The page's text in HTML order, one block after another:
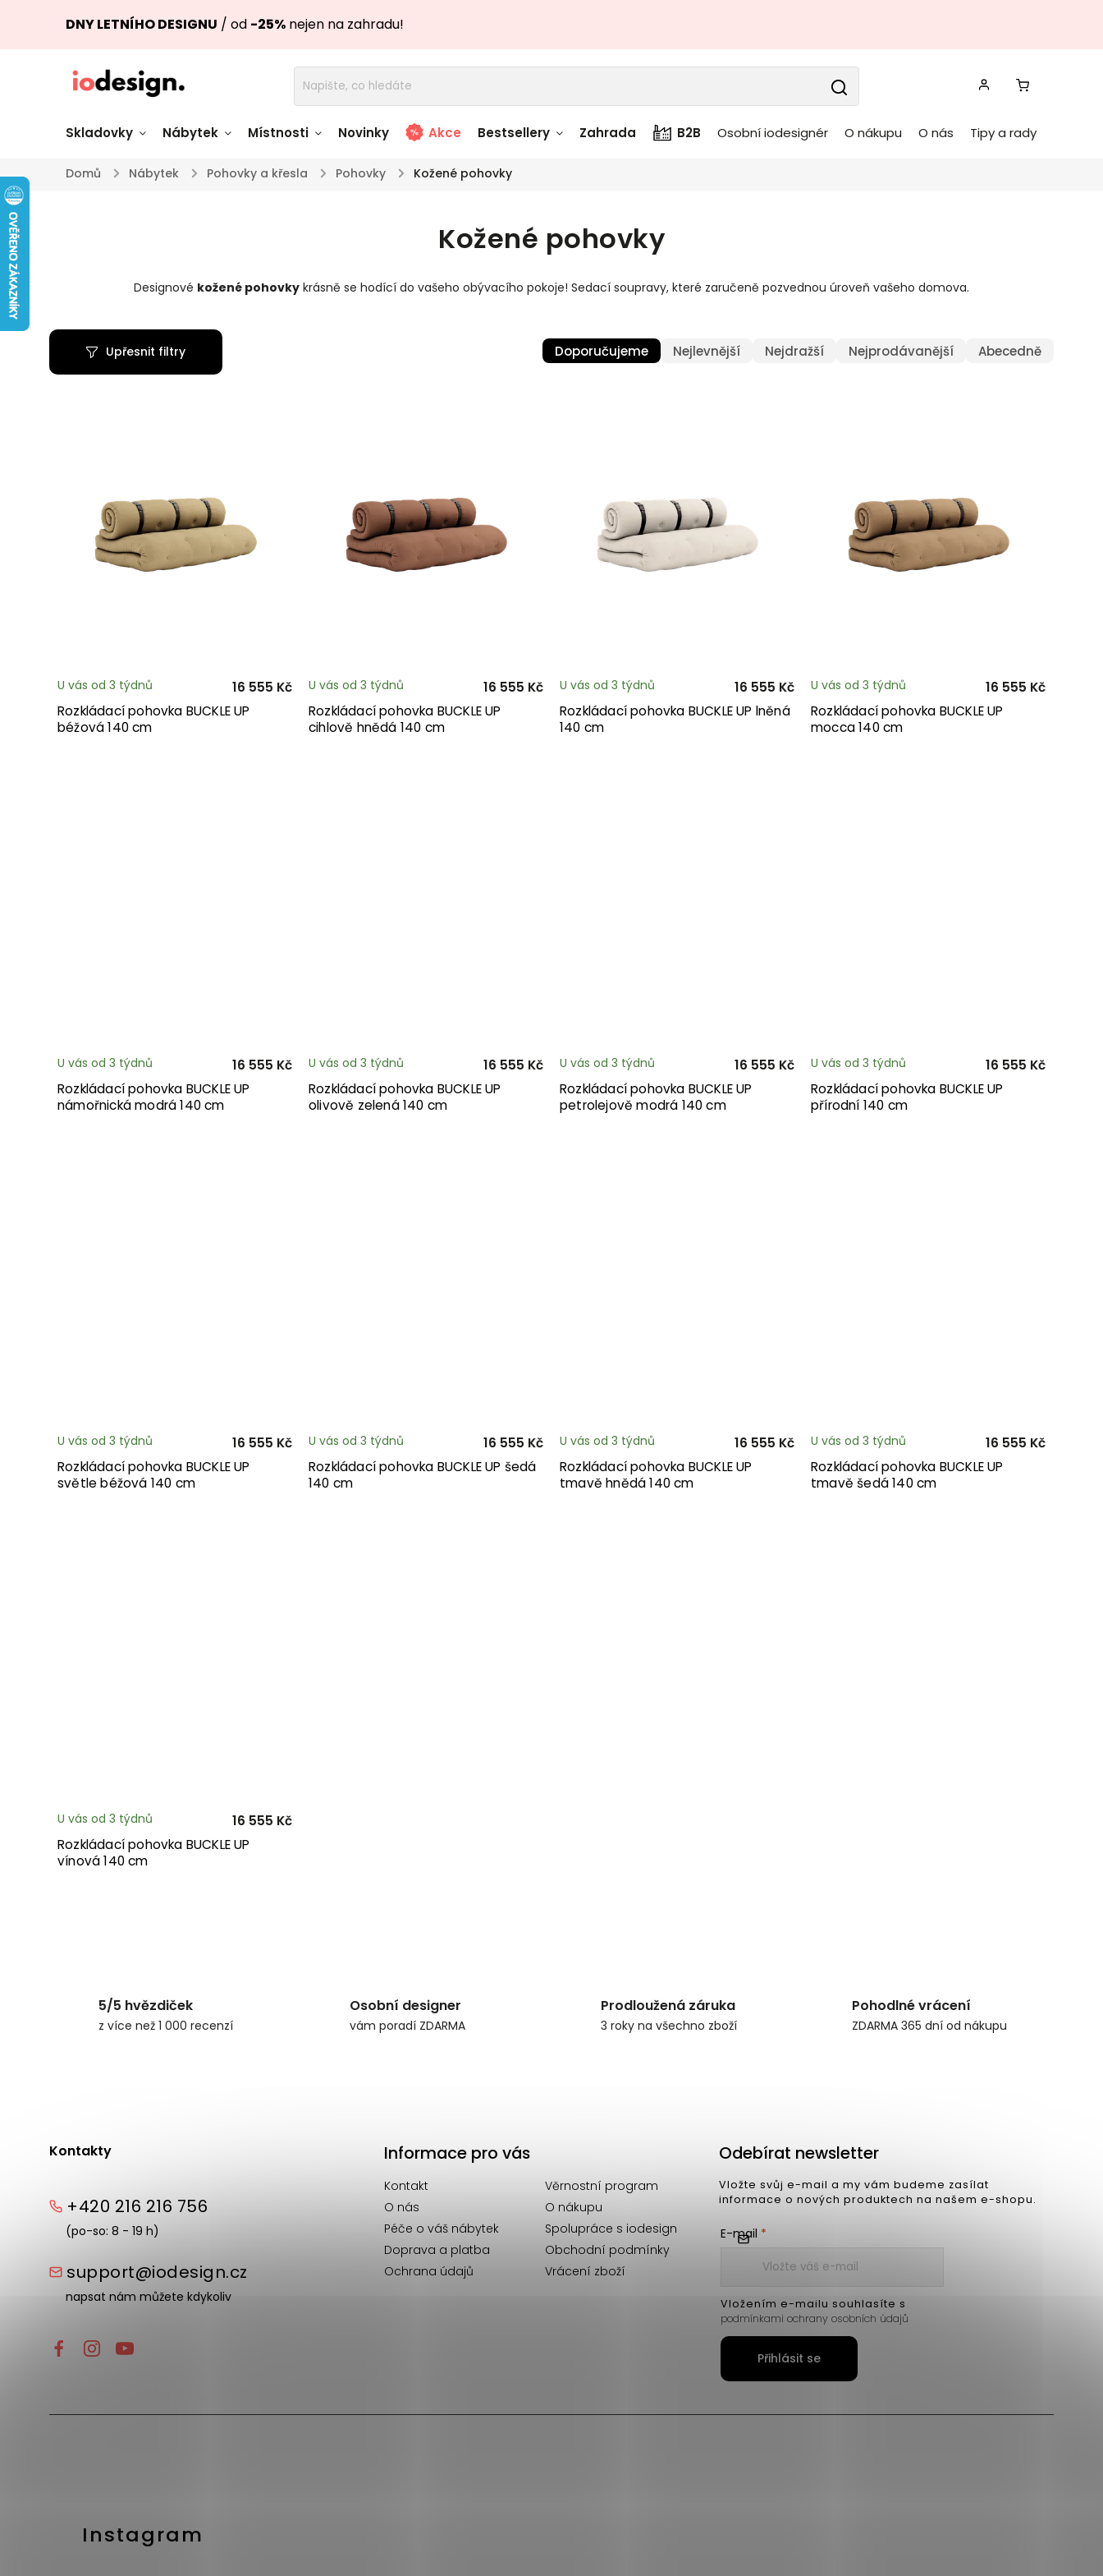
DNY LETNÍHO DESIGNU / od -25% nejen na zahradu!
Skladovky
Židle skladem Stoly skladem Stolky skladem
Zahradní nábytek
skladem
Světla skladem
Doplňky a
Textílie skladem
Nádobí skladem
Nábytek Místnosti Novinky Akce Bestsellery Zahrada B2B Osobní iodesignér O nákupu O nás Tipy a rady
Domů / Nábytek / Pohovky a křesla / Pohovky / Kožené pohovky
Kožené pohovky
Designové kožené pohovky krásně se hodící do vašeho obývacího pokoje! Sedací soupravy, které zaručeně pozvednou úroveň vašeho domova.
Doporučujeme Nejlevnější Nejdražší Nejprodávanější Abecedně
Upřesnit filtry
Rozkládací pohovka BUCKLE UP
béžová 140 cm
U vás od 3 týdnů
16 555 Kč
Rozkládací pohovka BUCKLE UP
cihlově hnědá 140 cm
U vás od 3 týdnů
16 555 Kč
Rozkládací pohovka BUCKLE UP lněná
140 cm
U vás od 3 týdnů
16 555 Kč
Rozkládací pohovka BUCKLE UP
mocca 140 cm
U vás od 3 týdnů 16 555 Kč
Rozkládací pohovka BUCKLE UP
námořnická modrá 140 cm
U vás od 3 týdnů
16 555 Kč
Rozkládací pohovka BUCKLE UP
olivově zelená 140 cm
U vás od 3 týdnů
16 555 Kč
Rozkládací pohovka BUCKLE UP
petrolejově modrá 140 cm
U vás od 3 týdnů
16 555 Kč
Rozkládací pohovka BUCKLE UP
přírodní 140 cm
U vás od 3 týdnů 16 555 Kč
Rozkládací pohovka BUCKLE UP
světle béžová 140 cm
U vás od 3 týdnů
16 555 Kč
Rozkládací pohovka BUCKLE UP šedá
140 cm
U vás od 3 týdnů
16 555 Kč
Rozkládací pohovka BUCKLE UP
tmavě hnědá 140 cm
U vás od 3 týdnů
16 555 Kč
Rozkládací pohovka BUCKLE UP
tmavě šedá 140 cm
U vás od 3 týdnů 16 555 Kč
Rozkládací pohovka BUCKLE UP
vínová 140 cm
U vás od 3 týdnů 16 555 Kč
5/5 hvězdiček
z více než 1 000 recenzí
Osobní designer
vám poradí ZDARMA
Prodloužená záruka
3 roky na všechno zboží
Pohodlné vrácení
ZDARMA 365 dní od nákupu
Kontakty
+420 216 216 756
(po-so: 8 - 19 h)
support@iodesign.cz
napsat nám můžete kdykoliv
Informace pro vás
Kontakt
Věrnostní program
O nás
O nákupu
Péče o váš nábytek
Spolupráce s iodesign
Doprava a platba
Obchodní podmínky
Ochrana údajů
Vrácení zboží
Instagram
Odebírat newsletter
Vložte svůj e-mail a my vám budeme zasílat
informace o nových produktech na našem e-shopu.
E-mail
Vložením e-mailu souhlasíte s
podmínkami ochrany osobních údajů
Přihlásit se